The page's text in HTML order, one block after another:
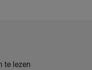
te lezen